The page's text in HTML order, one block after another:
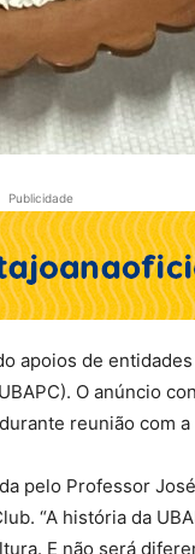
Publicidade
apoios de
O anúncio
reunião com
pelo Professor
“A história da
E não será